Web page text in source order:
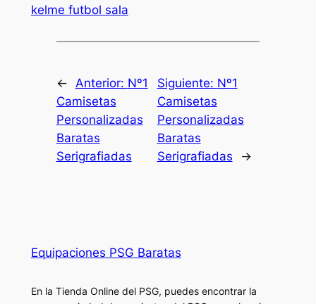
kelme futbol sala
← Anterior: Nº1
Camisetas
Personalizadas
Baratas
Serigrafiadas
Siguiente: Nº1
Camisetas
Personalizadas
Baratas
Serigrafiadas
→
Equipaciones PSG Baratas
En la Tienda Online del PSG, puedes encontrar la